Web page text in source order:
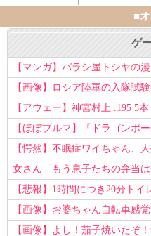
■
ゲ
【マンガ】バラシ屋トシヤの
【画像】ロシア陸軍の入隊試
【アウェー】神宮村上 .195 5
【ほぼブルマ】『ドラゴンボ
ン、クッソ可愛すぎる
【愕然】不眠症ワイちゃん、
ｗｗｗｗ
女さん「もう息子たちの弁当
う知らない！」
【悲報】1時間につき20分ト
以上転職を重ねてしまう
【画像】お婆ちゃん自転車感
www
【画像】よし！茄子焼いたぞ